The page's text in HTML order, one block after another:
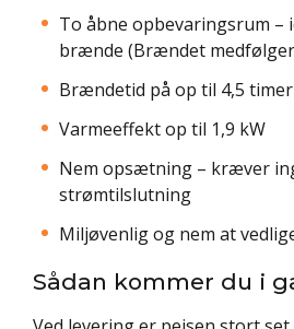
To åbne opbevaringsrum –
brænde (Brændet
Brændetid på op til 4,5
Varmeeffekt op til 1,9 kW
Nem opsætning – kræver
strømtilslutning
Miljøvenlig og nem at
Sådan kommer du i